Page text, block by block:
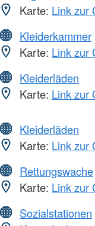
Karte: Link zur
Kleiderkammer
Karte: Link zur
Kleiderläden
Karte: Link zur
Kleiderläden
Karte: Link zur
Rettungswache
Karte: Link zur
Sozialstationen